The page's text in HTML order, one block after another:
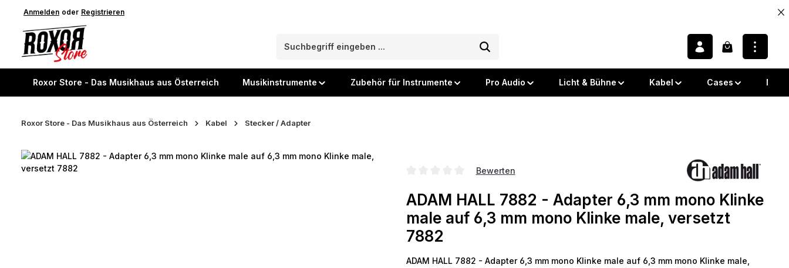
Zur Hauptnavigation springen
Anmelden oder Registrieren
Warenkorb
Roxor Store - Das Musikhaus aus Österreich Musikinstrumente Zubehör für Instrumente Pro Audio Licht & Bühne Kabel Cases
Roxor Store - Das Musikhaus aus Österreich Kabel Stecker / Adapter
Bildergalerie überspringen
Bewerten
ADAM HALL 7882 - Adapter 6,3 mm mono Klinke
male auf 6,3 mm mono Klinke male, versetzt
7882
ADAM HALL 7882 - Adapter 6,3 mm mono Klinke male auf 6,3 mm mono Klinke male,